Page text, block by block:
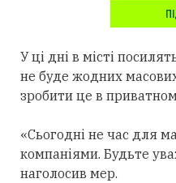
У ці дні в місті
не буде жодних
зробити це в
«Сьогодні не час для
компаніями. Будьте
наголосив мер.